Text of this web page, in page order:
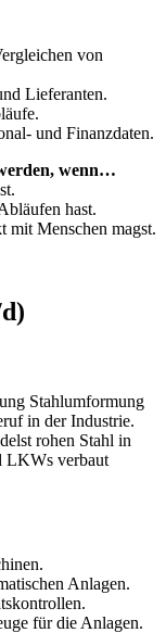
von
Lieferanten.
und Finanzdaten.
wenn…
hast.
Menschen magst.
Stahlumformung
in der Industrie.
rohen Stahl in
LKWs verbaut
Anlagen.
für die Anlagen.